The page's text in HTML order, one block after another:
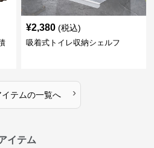
¥2,380 (税込)
吸着式トイレ収納シェルフ
イテムの一覧へ ›
イテム